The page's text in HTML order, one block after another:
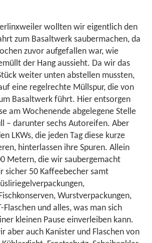
wollten wir eigentlich den
zum Basaltwerk saubermachen, da
zuvor aufgefallen war, wie
der Hang aussieht. Da wir das
weiter unten abstellen mussten,
eine regelrechte Müllspur, die von
Basaltwerk führt. Hier entsorgen
am Wochenende abgelegene Stelle
– darunter sechs Autoreifen. Aber
LKWs, die jeden Tag diese kurze
hinterlassen ihre Spuren. Allein
Metern, die wir saubergemacht
sicher 50 Kaffeebecher samt
Wurstverpackungen,
Flaschen und alles, was man sich
kleinen Pause einverleiben kann.
aber auch Kanister und Flaschen von